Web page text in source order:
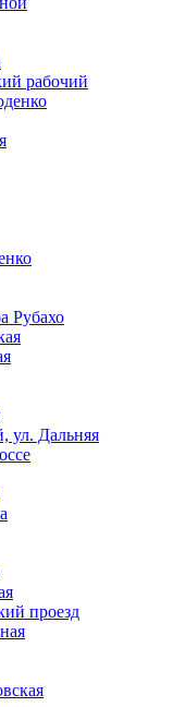
рабочий
Рубахо
ул. Дальняя
проезд